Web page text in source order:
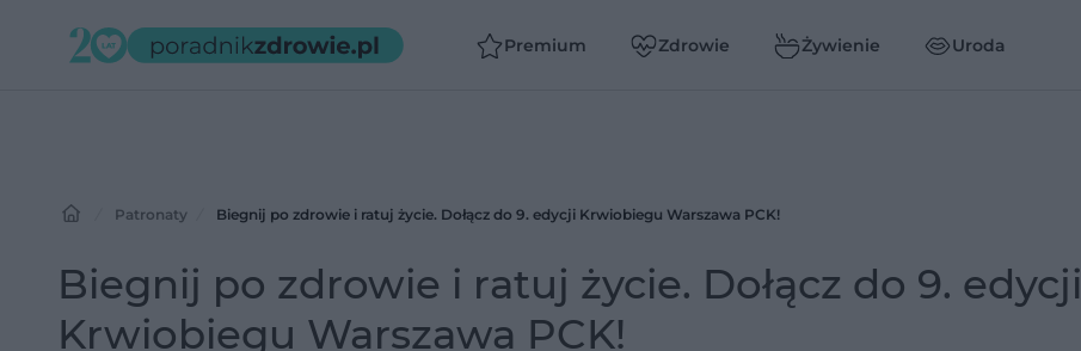
Premium Zdrowie Żywienie Uroda
Patronaty Biegnij po zdrowie i ratuj życie. Dołącz do 9. edycji Krwiobiegu Warszawa PCK!
Biegnij po zdrowie i ratuj życie. Dołącz do 9. edycji
Krwiobiegu Warszawa PCK!